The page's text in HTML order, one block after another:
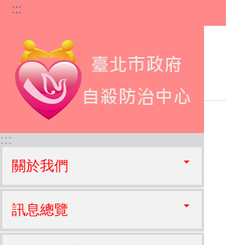
跳到主要內容區塊
:::
:::
關於我們
訊息總覽